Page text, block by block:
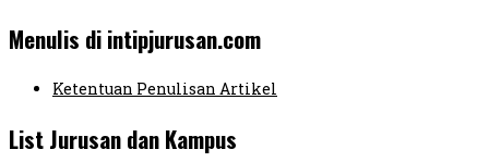
Menulis di intipjurusan.com
Ketentuan Penulisan Artikel
List Jurusan dan Kampus